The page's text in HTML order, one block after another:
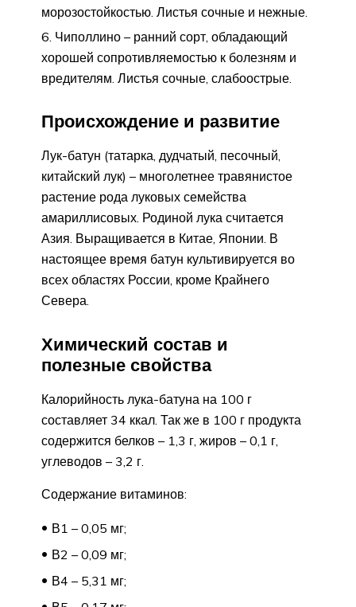
морозостойкостью. Листья сочные и нежные.
Чиполлино – ранний сорт, обладающий
хорошей сопротивляемостью к болезням и
вредителям. Листья сочные, слабоострые.
Происхождение и развитие
Лук-батун (татарка, дудчатый, песочный,
китайский лук) – многолетнее травянистое
растение рода луковых семейства
амариллисовых. Родиной лука считается
Азия. Выращивается в Китае, Японии. В
настоящее время батун культивируется во
всех областях России, кроме Крайнего
Севера.
Химический состав и
полезные свойства
Калорийность лука-батуна на 100 г
составляет 34 ккал. Так же в 100 г продукта
содержится белков – 1,3 г, жиров – 0,1 г,
углеводов – 3,2 г.
Содержание витаминов:
В1 – 0,05 мг;
В2 – 0,09 мг;
В4 – 5,31 мг;